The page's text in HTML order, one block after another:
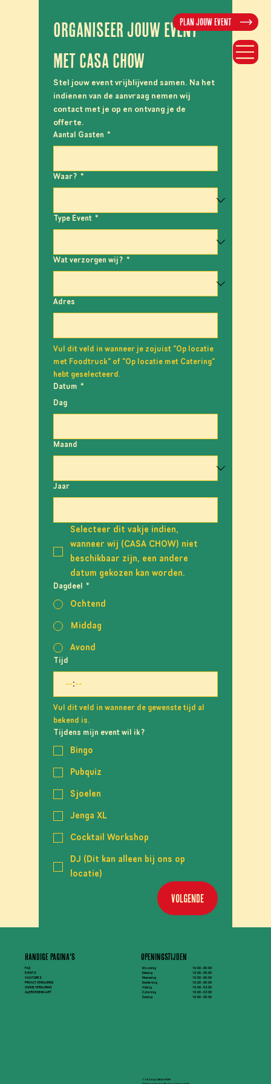
Plan jouw event
Organiseer jouw event
met Casa Chow
Stel jouw event vrijblijvend samen. Na het
indienen van de aanvraag nemen wij
contact met je op en ontvang je de
offerte.
Aantal Gasten *
Waar? *
Type Event *
Wat verzorgen wij? *
Adres
Vul dit veld in wanneer je zojuist "Op locatie
met Foodtruck" of "Op locatie met Catering"
hebt geselecteerd.
Datum *
Dag
Maand
Jaar
Selecteer dit vakje indien,
wanneer wij (CASA CHOW) niet
beschikbaar zijn, een andere
datum gekozen kan worden.
Dagdeel *
Ochtend
Middag
Avond
Tijd
:
Vul dit veld in wanneer de gewenste tijd al
bekend is.
Tijdens mijn event wil ik?
Bingo
Pubquiz
Sjoelen
Jenga XL
Cocktail Workshop
DJ (Dit kan alleen bij ons op
locatie)
Volgende
Openingstijden
Maandag
Dinsdag
Woensdag
Donderdag
Vrijdag
Zaterdag
Zondag
10:00 - 00:00
10:00 - 00:00
10:00 - 00:00
10:00 - 00:00
10:00 - 03:00
10:00 - 02:00
10:00 - 00:00
© 2026 by CASA CHOW
Handige pagina's
FAQ
EVENTS
VACATURES
PRIVACY VERKLARING
COOKIE VERKLARING
ALLERGENENKAART